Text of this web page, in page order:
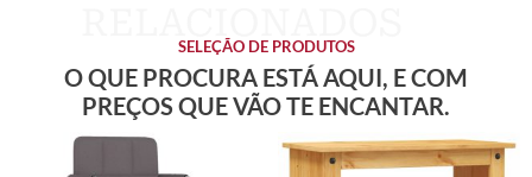
SELEÇÃO DE PRODUTOS
O QUE PROCURA ESTÁ AQUI, E COM
PREÇOS QUE VÃO TE ENCANTAR.